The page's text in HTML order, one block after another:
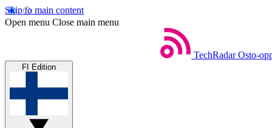
Skip to main content
Open menu Close main menu
TechRadar Osto-
FI Edition